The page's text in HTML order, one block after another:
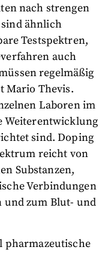
nach strengen
sind ähnlich
Testspektren,
auch
regelmäßig
Mario Thevis.
Laboren im
Weiterentwicklung
sind. Doping
reicht von
Substanzen,
Verbindungen
und zum Blut- und
pharmazeutische